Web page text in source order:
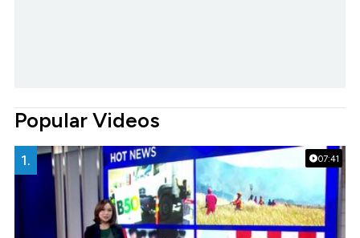
Popular Videos
07:41
1.